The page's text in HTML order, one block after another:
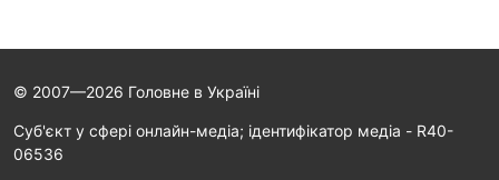
© 2007—2026 Головне в Україні
Cуб'єкт у сфері онлайн-медіа; ідентифікатор медіа - R40-
06536